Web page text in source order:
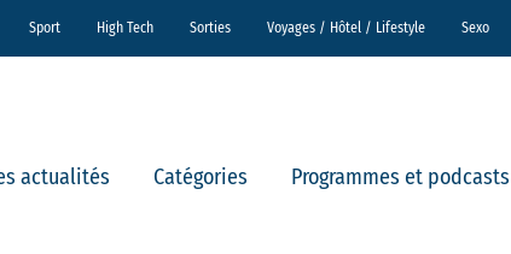
Sport High Tech Sorties Voyages / Hôtel / Lifestyle Sexo
actualités Catégories Programmes et podcasts